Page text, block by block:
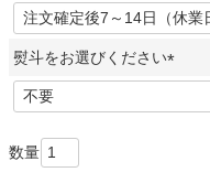
(
必
)
熨斗をお選びください
必